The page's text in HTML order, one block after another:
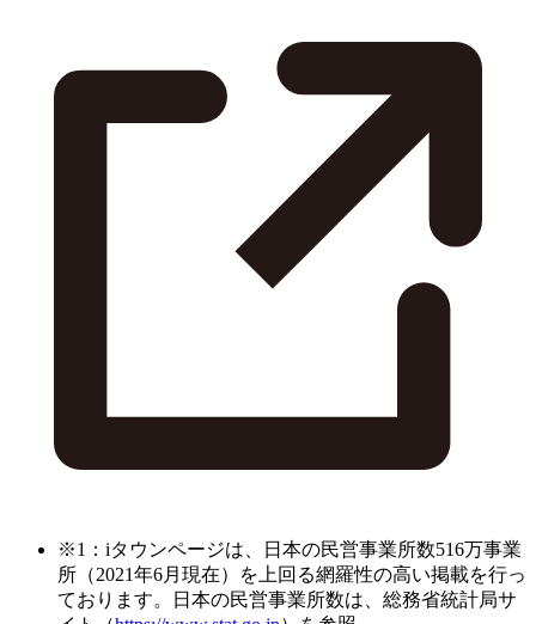
※1：iタウンページは、日本の民営事業所数516万事業
所（2021年6月現在）を上回る網羅性の高い掲載を行っ
ております。日本の民営事業所数は、総務省統計局サ